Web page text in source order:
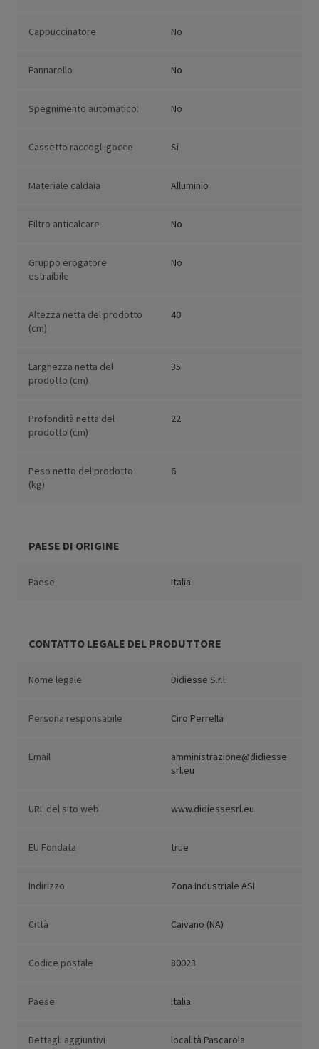
Cappuccinatore No
Pannarello No
Spegnimento automatico: No
Cassetto raccogli gocce Sì
Materiale caldaia Alluminio
Filtro anticalcare No
Gruppo erogatore
estraibile
No
Altezza netta del prodotto
(cm)
40
Larghezza netta del
prodotto (cm)
35
Profondità netta del
prodotto (cm)
22
Peso netto del prodotto
(kg)
6
PAESE DI ORIGINE
Paese Italia
CONTATTO LEGALE DEL PRODUTTORE
Nome legale Didiesse S.r.l.
Persona responsabile Ciro Perrella
Email
amministrazione@didiesse
srl.eu
URL del sito web www.didiessesrl.eu
EU Fondata true
Indirizzo Zona Industriale ASI
Città Caivano (NA)
Codice postale 80023
Paese Italia
Dettagli aggiuntivi località Pascarola